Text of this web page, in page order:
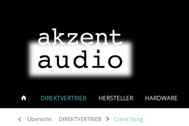
DIREKTVERTRIEB HERSTELLER HARDWARE
Übersicht DIREKTVERTRIEB Crane Song